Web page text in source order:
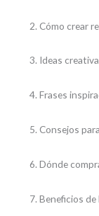
Cómo crear
Ideas
Frases
Consejos
Dónde
Beneficios de